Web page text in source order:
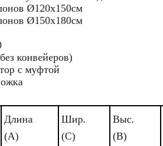
Ø120x150см
Ø150x180см
конвейеров)
с муфтой
Длина
(А)
Шир.
(С)
Выс.
(В)